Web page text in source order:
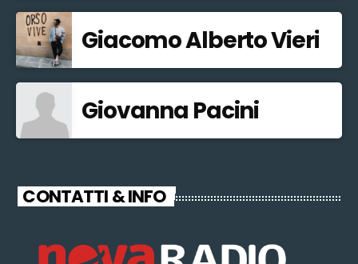
Giacomo Alberto Vieri
Giovanna Pacini
CONTATTI & INFO